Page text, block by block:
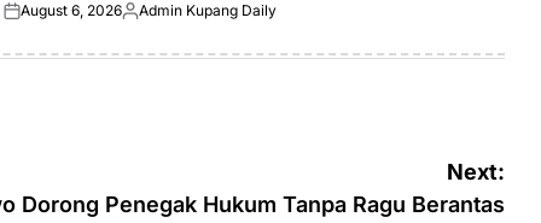
Posted
August 6, 2026Posted
Admin Kupang Daily
Next:
Dorong Penegak Hukum Tanpa Ragu Berantas